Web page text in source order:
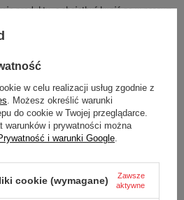
produktu, a chciałbyś kupić go w naszym
to zrobić musisz być
się do naszego
w celu realizacji usług zgodnie z
. Możesz określić warunki
do cookie w Twojej przeglądarce.
warunków i prywatności można
i warunki Google.
cookie (wymagane)
Zawsze
aktywne